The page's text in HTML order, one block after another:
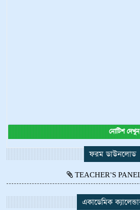
নোটিশ
ফরম ডাউনলোড
TEACHER’S
একাডেমিক